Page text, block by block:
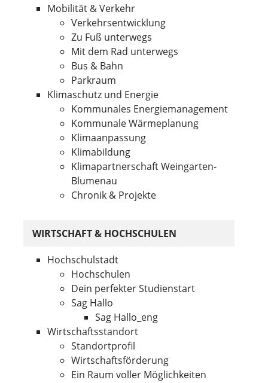
Mobilität & Verkehr
Verkehrsentwicklung
Zu Fuß unterwegs
Mit dem Rad unterwegs
Bus & Bahn
Parkraum
Klimaschutz und Energie
Kommunales Energiemanagement
Kommunale Wärmeplanung
Klimaanpassung
Klimabildung
Klimapartnerschaft Weingarten-
Blumenau
Chronik & Projekte
WIRTSCHAFT & HOCHSCHULEN
Hochschulstadt
Hochschulen
Dein perfekter Studienstart
Sag Hallo
Sag Hallo_eng
Wirtschaftsstandort
Standortprofil
Wirtschaftsförderung
Ein Raum voller Möglichkeiten